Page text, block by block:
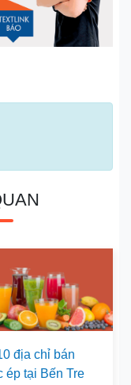
địa chỉ bán
ép tại Bến Tre